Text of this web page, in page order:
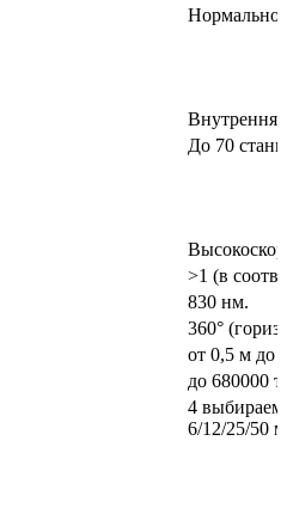
До 70
>1 (в
830 нм.
360°
от 0,5 м до
до 680000
4
6/12/25/50